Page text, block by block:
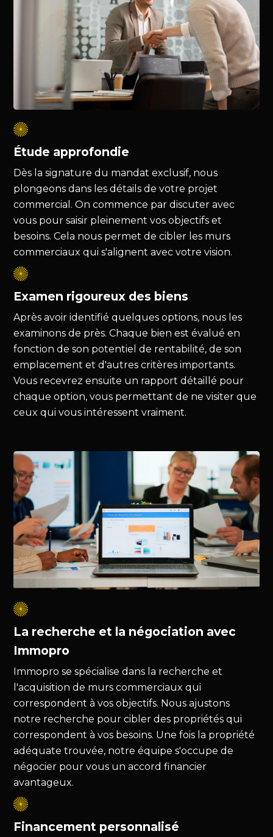
Étude approfondie
Dès la signature du mandat exclusif, nous
plongeons dans les détails de votre projet
commercial. On commence par discuter avec
vous pour saisir pleinement vos objectifs et
besoins. Cela nous permet de cibler les murs
commerciaux qui s'alignent avec votre vision.
Examen rigoureux des biens
Après avoir identifié quelques options, nous les
examinons de près. Chaque bien est évalué en
fonction de son potentiel de rentabilité, de son
emplacement et d'autres critères importants.
Vous recevrez ensuite un rapport détaillé pour
chaque option, vous permettant de ne visiter que
ceux qui vous intéressent vraiment.
La recherche et la négociation avec
Immopro
Immopro se spécialise dans la recherche et
l'acquisition de murs commerciaux qui
correspondent à vos objectifs. Nous ajustons
notre recherche pour cibler des propriétés qui
correspondent à vos besoins. Une fois la propriété
adéquate trouvée, notre équipe s'occupe de
négocier pour vous un accord financier
avantageux.
Financement personnalisé